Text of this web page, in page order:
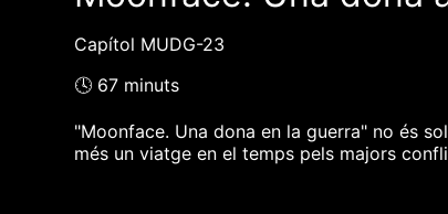
Capítol MUDG-23
🕓 67 minuts
"Moonface. Una dona en la guerra" no és
més un viatge en el temps pels majors